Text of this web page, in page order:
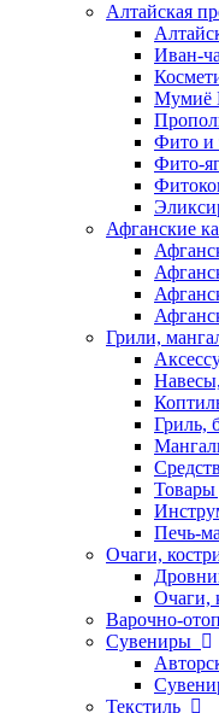
Алтайская
Иван-
Мумиё
Фито и
Фито-
Афганские
Грили,
Гриль,
Товары
Печь-
Очаги,
Очаги,
Варочно-
Сувениры
Текстиль